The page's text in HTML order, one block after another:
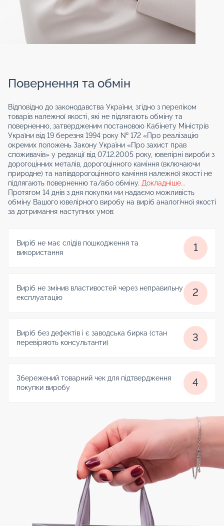
Повернення та обмін
Відповідно до законодавства України, згідно з переліком
товарів належної якості, які не підлягають обміну та
поверненню, затвердженим постановою Кабінету Міністрів
України від 19 березня 1994 року № 172 «Про реалізацію
окремих положень Закону України «Про захист прав
споживачів» у редакції від 07.12.2005 року, ювелірні вироби з
дорогоцінних металів, дорогоцінного каміння (включаючи
природне) та напівдорогоцінного каміння належної якості не
підлягають поверненню та/або обміну. Докладніше...
Протягом 14 днів з дня покупки ми надаємо можливість
обміну Вашого ювелірного виробу на виріб аналогічної якості
за дотримання наступних умов:
Виріб не має слідів пошкодження та
використання
1
Виріб не змінив властивостей через неправильну
експлуатацію
2
Виріб без дефектів і є заводська бирка (стан
перевіряють консультанти)
3
Збережений товарний чек для підтвердження
покупки виробу
4